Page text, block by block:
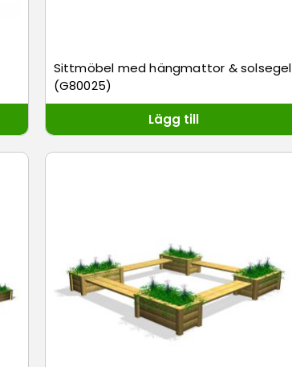
Sittmöbel med hängmattor & solsegel
(G80025)
Lägg till